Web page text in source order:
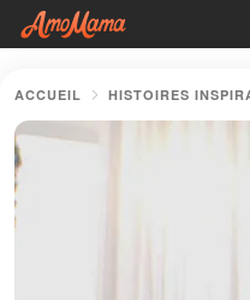
ACCUEIL HISTOIRES